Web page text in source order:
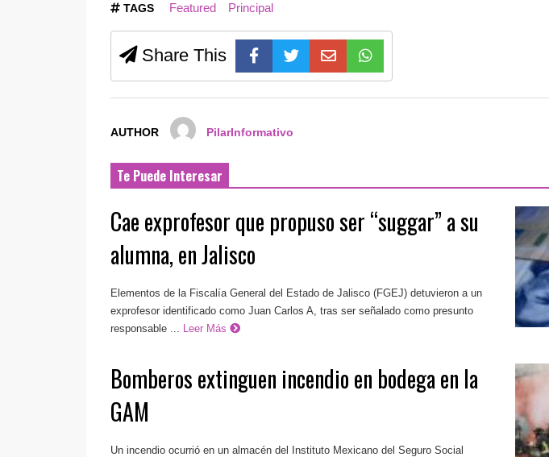
TAGS Featured Principal
Share This
AUTHOR PilarInformativo
Te Puede Interesar
Cae exprofesor que propuso ser “suggar” a su
alumna, en Jalisco
Elementos de la Fiscalía General del Estado de Jalisco (FGEJ) detuvieron a un
exprofesor identificado como Juan Carlos A, tras ser señalado como presunto
responsable ... Leer Más
Bomberos extinguen incendio en bodega en la
GAM
Un incendio ocurrió en un almacén del Instituto Mexicano del Seguro Social